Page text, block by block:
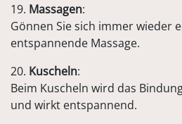
19. Massagen:
Gönnen Sie sich immer wieder
entspannende Massage.
20. Kuscheln:
Beim Kuscheln wird das
und wirkt entspannend.